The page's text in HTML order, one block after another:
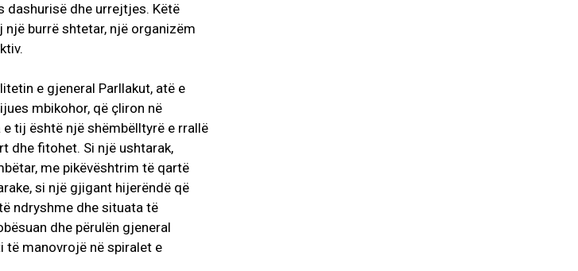
dhe urrejtjes. Këtë
burrë shtetar, një organizëm
e gjeneral Parllakut, atë e
mbikohor, që çliron në
tij është një shëmbëlltyrë e rrallë
dhe fitohet. Si një ushtarak,
me pikëvështrim të qartë
si një gjigant hijerëndë që
ndryshme dhe situata të
dhe përulën gjeneral
të manovrojë në spiralet e